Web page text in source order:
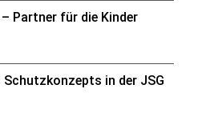
Partner für die Kinder
in der JSG